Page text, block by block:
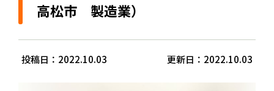
高松市 製造業）
投稿日：2022.10.03 更新日：2022.10.03